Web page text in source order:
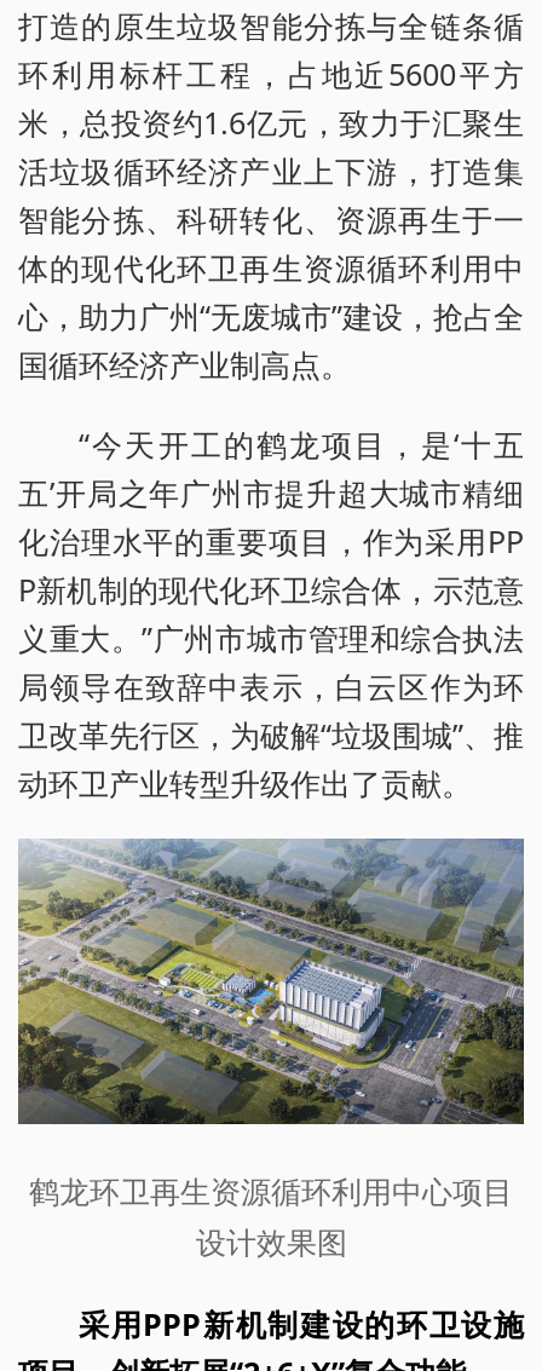
打造的原生垃圾智能分拣与全链条循
环利用标杆工程，占地近5600平方
米，总投资约1.6亿元，致力于汇聚生
活垃圾循环经济产业上下游，打造集
智能分拣、科研转化、资源再生于一
体的现代化环卫再生资源循环利用中
心，助力广州“无废城市”建设，抢占全
国循环经济产业制高点。
“今天开工的鹤龙项目，是‘十五
五’开局之年广州市提升超大城市精细
化治理水平的重要项目，作为采用PP
P新机制的现代化环卫综合体，示范意
义重大。”广州市城市管理和综合执法
局领导在致辞中表示，白云区作为环
卫改革先行区，为破解“垃圾围城”、推
动环卫产业转型升级作出了贡献。
鹤龙环卫再生资源循环利用中心项目
设计效果图
采用PPP新机制建设的环卫设施